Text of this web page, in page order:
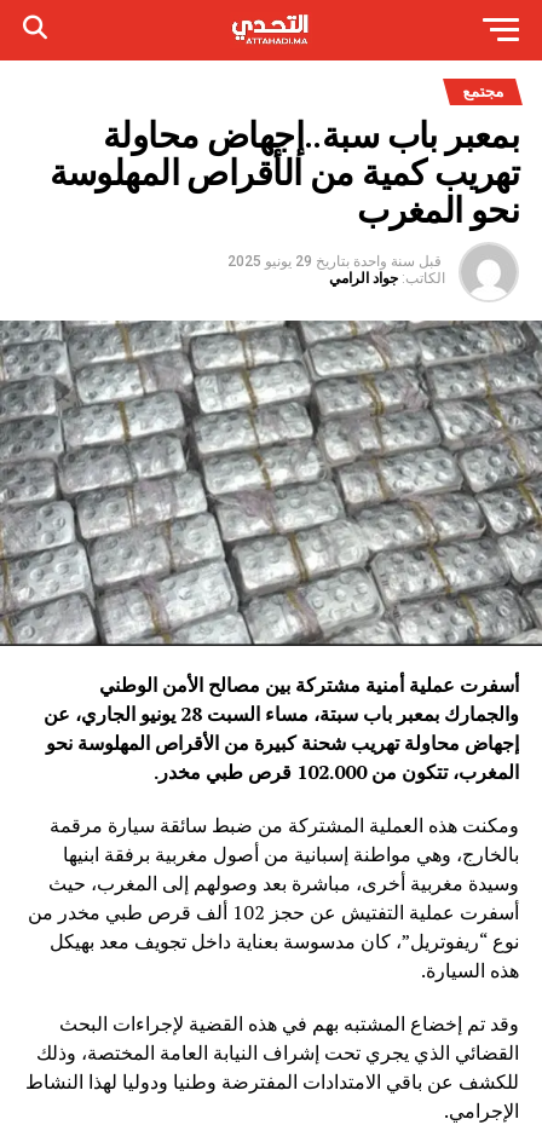
مجتمع
بمعبر باب سبة..إجهاض محاولة
تهريب كمية من الأقراص المهلوسة
نحو المغرب
قبل سنة واحدة بتاريخ 29 يونيو 2025
الكاتب: جواد الرامي
أسفرت عملية أمنية مشتركة بين مصالح الأمن الوطني
والجمارك بمعبر باب سبتة، مساء السبت 28 يونيو الجاري، عن
إجهاض محاولة تهريب شحنة كبيرة من الأقراص المهلوسة نحو
المغرب، تتكون من 102.000 قرص طبي مخدر
.
ومكنت هذه العملية المشتركة من ضبط سائقة سيارة مرقمة
بالخارج، وهي مواطنة إسبانية من أصول مغربية برفقة ابنيها
وسيدة مغربية أخرى، مباشرة بعد وصولهم إلى المغرب، حيث
أسفرت عملية التفتيش عن حجز 102 ألف قرص طبي مخدر من
نوع “ريفوتريل”، كان مدسوسة بعناية داخل تجويف معد بهيكل
هذه السيارة.
وقد تم إخضاع المشتبه بهم في هذه القضية لإجراءات البحث
القضائي الذي يجري تحت إشراف النيابة العامة المختصة، وذلك
للكشف عن باقي الامتدادات المفترضة وطنيا ودوليا لهذا النشاط
الإجرامي.